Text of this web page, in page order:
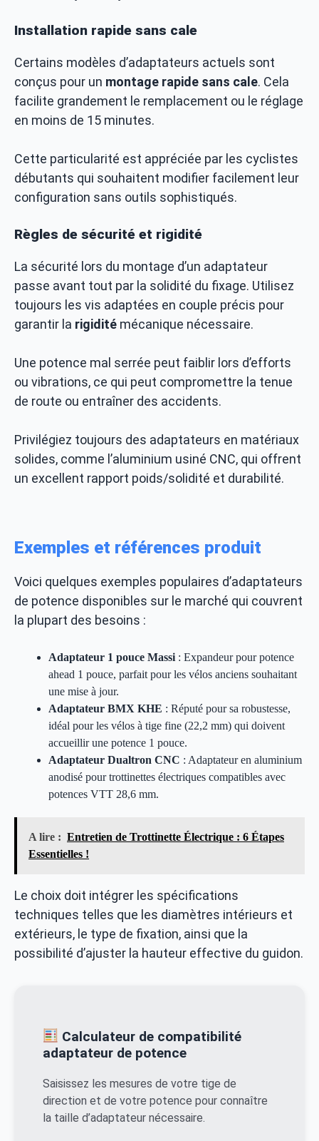
Installation rapide sans cale
Certains modèles d’adaptateurs actuels sont
conçus pour un montage rapide sans cale. Cela
facilite grandement le remplacement ou le réglage
en moins de 15 minutes.
Cette particularité est appréciée par les cyclistes
débutants qui souhaitent modifier facilement leur
configuration sans outils sophistiqués.
Règles de sécurité et rigidité
La sécurité lors du montage d’un adaptateur
passe avant tout par la solidité du fixage. Utilisez
toujours les vis adaptées en couple précis pour
garantir la rigidité mécanique nécessaire.
Une potence mal serrée peut faiblir lors d’efforts
ou vibrations, ce qui peut compromettre la tenue
de route ou entraîner des accidents.
Privilégiez toujours des adaptateurs en matériaux
solides, comme l’aluminium usiné CNC, qui offrent
un excellent rapport poids/solidité et durabilité.
Exemples et références produit
Voici quelques exemples populaires d’adaptateurs
de potence disponibles sur le marché qui couvrent
la plupart des besoins :
Adaptateur 1 pouce Massi : Expandeur pour potence
ahead 1 pouce, parfait pour les vélos anciens souhaitant
une mise à jour.
Adaptateur BMX KHE : Réputé pour sa robustesse,
idéal pour les vélos à tige fine (22,2 mm) qui doivent
accueillir une potence 1 pouce.
Adaptateur Dualtron CNC : Adaptateur en aluminium
anodisé pour trottinettes électriques compatibles avec
potences VTT 28,6 mm.
A lire : Entretien de Trottinette Électrique : 6 Étapes
Essentielles !
Le choix doit intégrer les spécifications
techniques telles que les diamètres intérieurs et
extérieurs, le type de fixation, ainsi que la
possibilité d’ajuster la hauteur effective du guidon.
Calculateur de compatibilité
adaptateur de potence
Saisissez les mesures de votre tige de
direction et de votre potence pour connaître
la taille d’adaptateur nécessaire.